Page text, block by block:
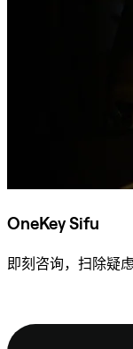
OneKey Sifu
即刻咨询，扫除疑虑